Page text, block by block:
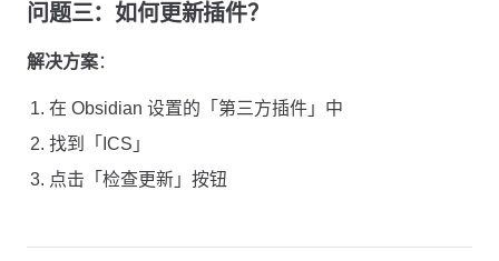
问题三：如何更新插件？
解决方案：
在 Obsidian 设置的「第三方插件」中
找到「ICS」
点击「检查更新」按钮